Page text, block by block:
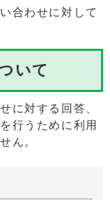
合わせに対して
いて
に対する回答、
行うために利用
ん。